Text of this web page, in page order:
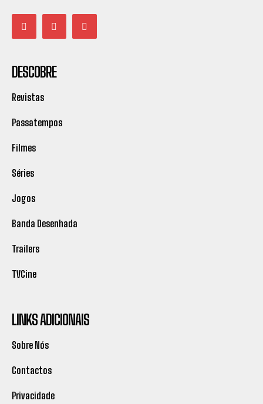
DESCOBRE
Revistas
Passatempos
Filmes
Séries
Jogos
Banda Desenhada
Trailers
TVCine
LINKS ADICIONAIS
Sobre Nós
Contactos
Privacidade